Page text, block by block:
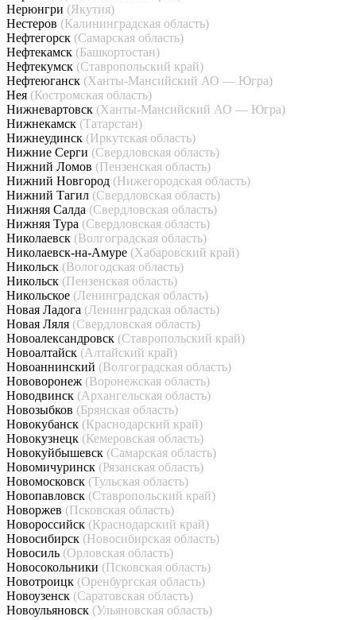
Нерюнгри (Якутия)
Нестеров (Калининградская область)
Нефтегорск (Самарская область)
Нефтекамск (Башкортостан)
Нефтекумск (Ставропольский край)
Нефтеюганск (Ханты-Мансийский АО — Югра)
Нея (Костромская область)
Нижневартовск (Ханты-Мансийский АО — Югра)
Нижнекамск (Татарстан)
Нижнеудинск (Иркутская область)
Нижние Серги (Свердловская область)
Нижний Ломов (Пензенская область)
Нижний Новгород (Нижегородская область)
Нижний Тагил (Свердловская область)
Нижняя Салда (Свердловская область)
Нижняя Тура (Свердловская область)
Николаевск (Волгоградская область)
Николаевск-на-Амуре (Хабаровский край)
Никольск (Вологодская область)
Никольск (Пензенская область)
Никольское (Ленинградская область)
Новая Ладога (Ленинградская область)
Новая Ляля (Свердловская область)
Новоалександровск (Ставропольский край)
Новоалтайск (Алтайский край)
Новоаннинский (Волгоградская область)
Нововоронеж (Воронежская область)
Новодвинск (Архангельская область)
Новозыбков (Брянская область)
Новокубанск (Краснодарский край)
Новокузнецк (Кемеровская область)
Новокуйбышевск (Самарская область)
Новомичуринск (Рязанская область)
Новомосковск (Тульская область)
Новопавловск (Ставропольский край)
Новоржев (Псковская область)
Новороссийск (Краснодарский край)
Новосибирск (Новосибирская область)
Новосиль (Орловская область)
Новосокольники (Псковская область)
Новотроицк (Оренбургская область)
Новоузенск (Саратовская область)
Новоульяновск (Ульяновская область)